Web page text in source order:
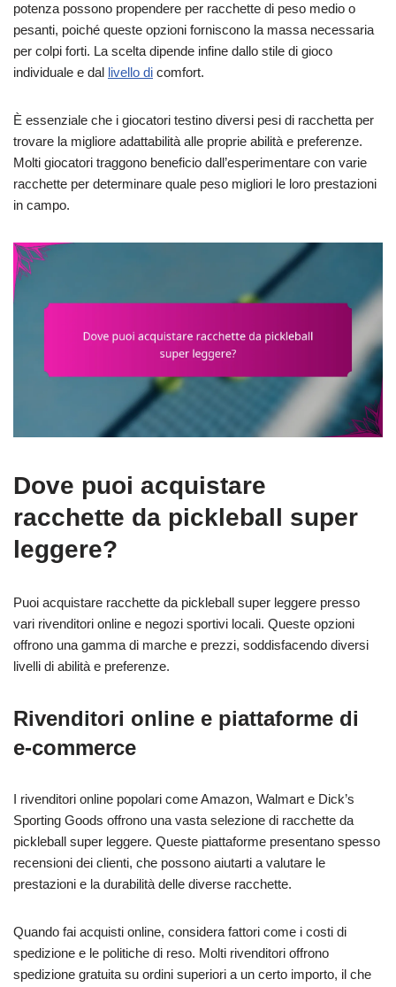
potenza possono propendere per racchette di peso medio o
pesanti, poiché queste opzioni forniscono la massa necessaria
per colpi forti. La scelta dipende infine dallo stile di gioco
individuale e dal livello di comfort.
È essenziale che i giocatori testino diversi pesi di racchetta per
trovare la migliore adattabilità alle proprie abilità e preferenze.
Molti giocatori traggono beneficio dall’esperimentare con varie
racchette per determinare quale peso migliori le loro prestazioni
in campo.
Dove puoi acquistare
racchette da pickleball super
leggere?
Puoi acquistare racchette da pickleball super leggere presso
vari rivenditori online e negozi sportivi locali. Queste opzioni
offrono una gamma di marche e prezzi, soddisfacendo diversi
livelli di abilità e preferenze.
Rivenditori online e piattaforme di
e-commerce
I rivenditori online popolari come Amazon, Walmart e Dick’s
Sporting Goods offrono una vasta selezione di racchette da
pickleball super leggere. Queste piattaforme presentano spesso
recensioni dei clienti, che possono aiutarti a valutare le
prestazioni e la durabilità delle diverse racchette.
Quando fai acquisti online, considera fattori come i costi di
spedizione e le politiche di reso. Molti rivenditori offrono
spedizione gratuita su ordini superiori a un certo importo, il che